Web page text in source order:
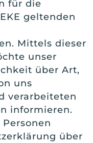
für die
geltenden
Mittels dieser
unser
über Art,
uns
verarbeiteten
informieren.
über